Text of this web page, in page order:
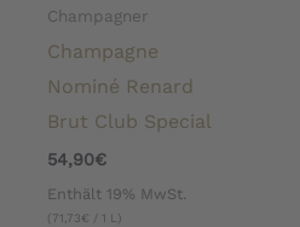
Champagner
Champagne
Nominé Renard
Brut Club Special
54,90€
Enthält 19% MwSt.
( 71,73€ / 1 L)